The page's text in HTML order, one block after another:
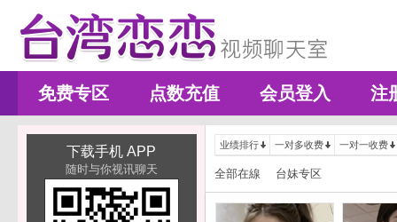
免费专区 点数充值 会员登入 注
下载手机 APP
随时与你视讯聊天
业绩排行 一对多收费 一对一收费
全部在線 台妹专区